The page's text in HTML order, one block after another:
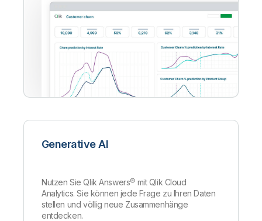
Generative AI
Nutzen Sie Qlik Answers®mit Qlik Cloud
Analytics. Sie können jede Frage zu Ihren Daten
stellen und völlig neue Zusammenhänge
entdecken.